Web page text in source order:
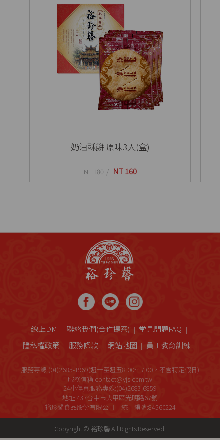
奶油酥餅 原味3入(盒)
NT 180 NT 160
線上DM 聯絡我們(合作提案)
常見問題FAQ
隱私權政策
服務條款 網站地圖 員工教育訓練
服務專線:(04)2683-1969(週一至週五8:00~17:00，不含特定假日)
服務信箱:contact@yjs.com.tw
24小傳真服務專線:(04)2683-6859
地址:437台中市大甲區光明路67號
裕珍馨食品股份有限公司 統一編號:84560224
Copyright © 裕珍馨 All Rights Reserved.